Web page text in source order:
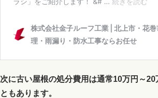
次に古い屋根の処分費用は通常10万円～
ともあります。